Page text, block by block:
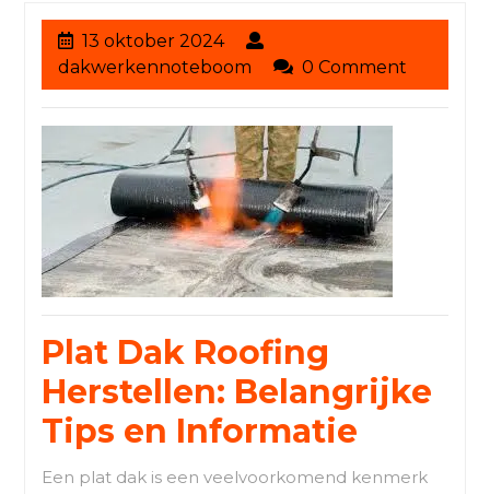
13 oktober 202413
oktober
2024
dakwerkennoteboom dakwerkennoteboom
0 Comment
Plat Dak Roofing
Herstellen: Belangrijke
Tips en Informatie
Een plat dak is een veelvoorkomend kenmerk